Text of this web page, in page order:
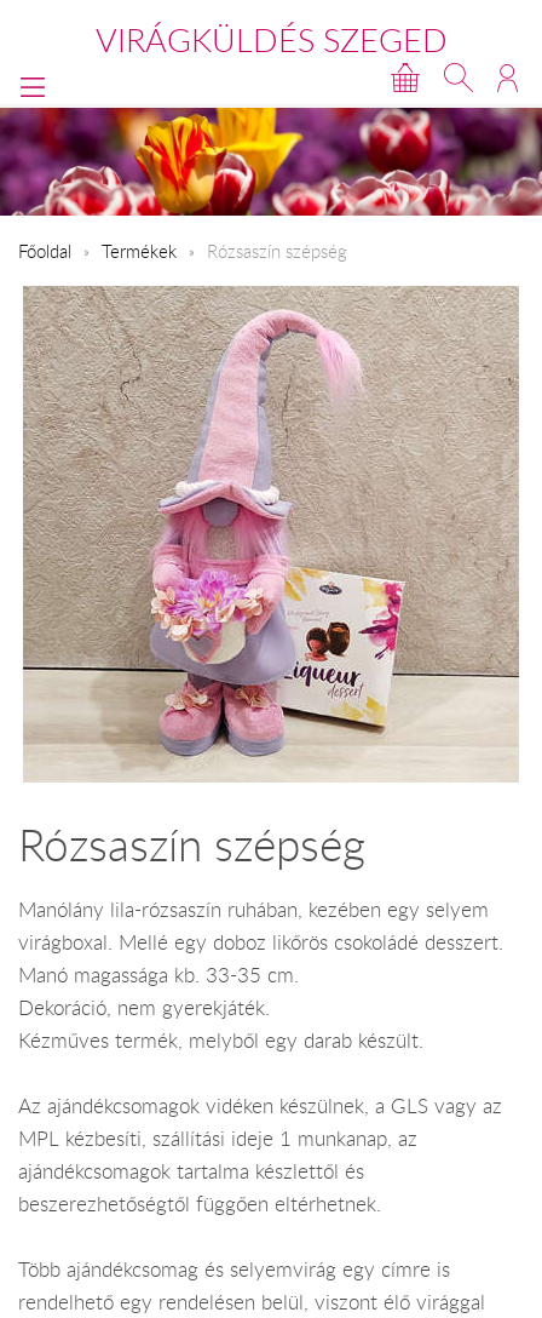
VIRÁGKÜLDÉS SZEGED
Főoldal Termékek Rózsaszín szépség
Rózsaszín szépség
Manólány lila-rózsaszín ruhában, kezében egy selyem
virágboxal. Mellé egy doboz likőrös csokoládé desszert.
Manó magassága kb. 33-35 cm.
Dekoráció, nem gyerekjáték.
Kézműves termék, melyből egy darab készült.
Az ajándékcsomagok vidéken készülnek, a GLS vagy az
MPL kézbesíti, szállítási ideje 1 munkanap, az
ajándékcsomagok tartalma készlettől és
beszerezhetőségtől függően eltérhetnek.
Több ajándékcsomag és selyemvirág egy címre is
rendelhető egy rendelésen belül, viszont élő virággal